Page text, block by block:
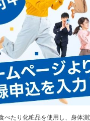
べたり化粧品を使用し、身体測